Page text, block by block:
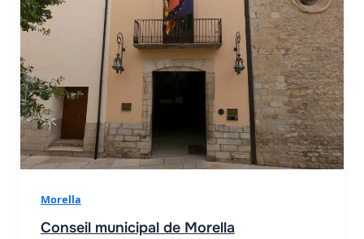
Morella
Conseil municipal de Morella